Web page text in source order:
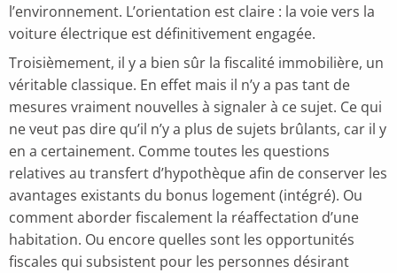
l’environnement. L’orientation est claire : la voie vers la
voiture électrique est définitivement engagée.
Troisièmement, il y a bien sûr la fiscalité immobilière, un
véritable classique. En effet mais il n’y a pas tant de
mesures vraiment nouvelles à signaler à ce sujet. Ce qui
ne veut pas dire qu’il n’y a plus de sujets brûlants, car il y
en a certainement. Comme toutes les questions
relatives au transfert d’hypothèque afin de conserver les
avantages existants du bonus logement (intégré). Ou
comment aborder fiscalement la réaffectation d’une
habitation. Ou encore quelles sont les opportunités
fiscales qui subsistent pour les personnes désirant